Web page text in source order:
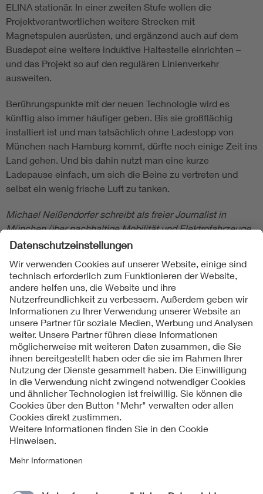
ELINA stationär. In einer zweiten Stufe wollen die
Projektverantwortlichen weitere Strecken mit
Magnetspulen ausrüsten, und ergänzend auch auf dem
Busdepot eine weitere induktive Haltestelle einrichten –
und das Projekt so auf den regulären Linienverkehr
ausweiten.
Berührungspunkte mit der neuen Technologie wird es
künftig also immer häufiger geben. Bis sie großflächig
installiert ist und man tatsächlich ohne Ladestopp von
München nach Hamburg kommt, dürfte noch einige Zeit ins
Land gehen. Und bis dahin nutzt man eine kurze
Ladepause einfach, um sich die Beine zu vertreten und
selbst ein wenig frische Luft zu tanken.
Michael Neißendorfer schreibt als freier Journalist in
München über nachhaltige Mobilität und Elektrofahrzeuge.
Folgen Sie uns
Kontakte
Service
Impressum
Datenschutzinformationen
Cookie Hinweise